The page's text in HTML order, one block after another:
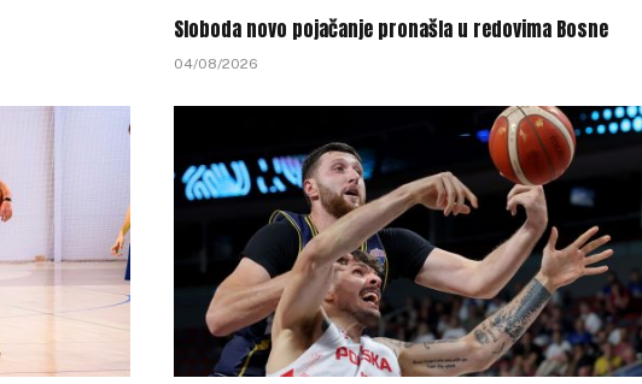
Sloboda novo pojačanje pronašla u redovima Bosne
04/08/2026